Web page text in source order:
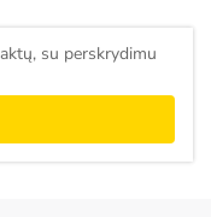
su perskrydimu